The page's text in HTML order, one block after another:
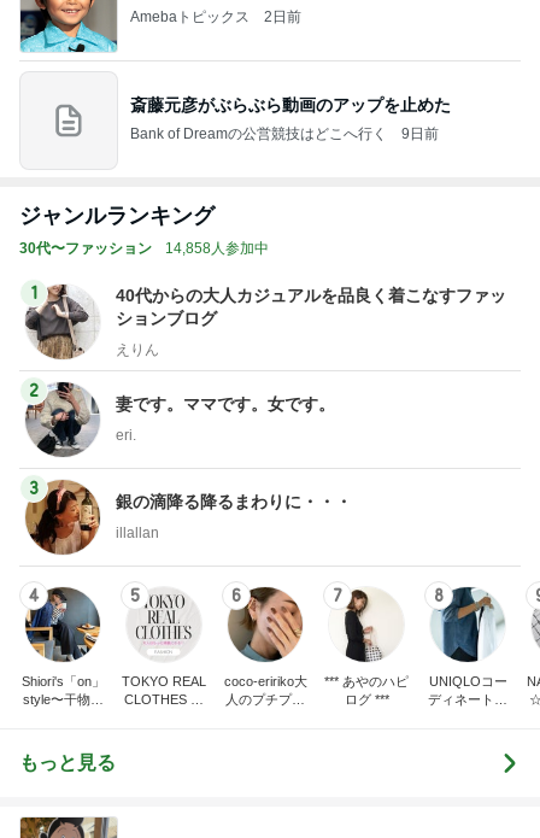
Amebaトピックス 2日前
斎藤元彦がぶらぶら動画のアップを止めた
Bank of Dreamの公営競技はどこへ行く 9日前
ジャンルランキング
30代〜ファッション 14,858人参加中
1
40代からの大人カジュアルを品良く着こなすファッ
ションブログ
えりん
2
妻です。ママです。女です。
eri.
3
銀の滴降る降るまわりに・・・
illallan
4
Shiori's「on」
style〜干物女
5
TOKYO REAL
CLOTHES 大
6
coco-eririko大
人のプチプラ
7
*** あやのハピ
ログ ***
8
UNIQLOコー
ディネート日
もっと見る